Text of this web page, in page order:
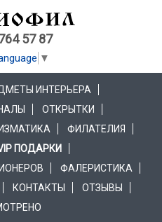
57 87
▼
ИНТЕРЬЕРА
ОТКРЫТКИ
ФИЛАТЕЛИЯ
ПОДАРКИ
ФАЛЕРИСТИКА
КОНТАКТЫ
ОТЗЫВЫ